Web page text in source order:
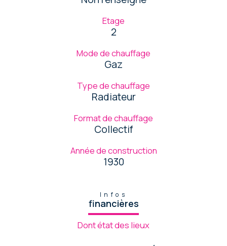
Etage
2
Mode de chauffage
Gaz
Type de chauffage
Radiateur
Format de chauffage
Collectif
Année de construction
1930
Infos
financières
Dont état des lieux